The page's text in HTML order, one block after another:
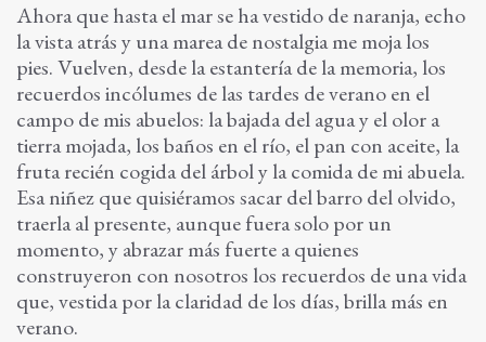
Ahora que hasta el mar se ha vestido de naranja, echo
la vista atrás y una marea de nostalgia me moja los
pies. Vuelven, desde la estantería de la memoria, los
recuerdos incólumes de las tardes de verano en el
campo de mis abuelos: la bajada del agua y el olor a
tierra mojada, los baños en el río, el pan con aceite, la
fruta recién cogida del árbol y la comida de mi abuela.
Esa niñez que quisiéramos sacar del barro del olvido,
traerla al presente, aunque fuera solo por un
momento, y abrazar más fuerte a quienes
construyeron con nosotros los recuerdos de una vida
que, vestida por la claridad de los días, brilla más en
verano.